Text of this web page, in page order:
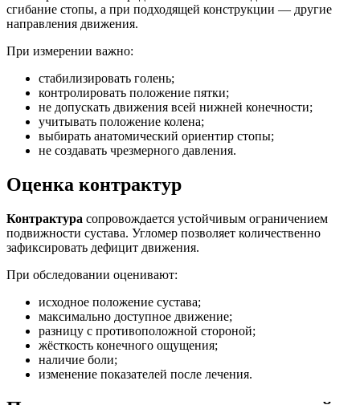
сгибание стопы, а при подходящей конструкции — другие
направления движения.
При измерении важно:
стабилизировать голень;
контролировать положение пятки;
не допускать движения всей нижней конечности;
учитывать положение колена;
выбирать анатомический ориентир стопы;
не создавать чрезмерного давления.
Оценка контрактур
Контрактура сопровождается устойчивым ограничением
подвижности сустава. Угломер позволяет количественно
зафиксировать дефицит движения.
При обследовании оценивают:
исходное положение сустава;
максимально доступное движение;
разницу с противоположной стороной;
жёсткость конечного ощущения;
наличие боли;
изменение показателей после лечения.